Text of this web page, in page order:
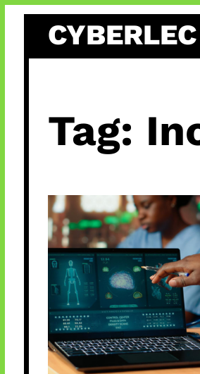
content
CYBERLEC
Tag: